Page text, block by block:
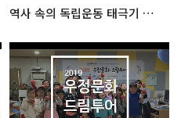
역사 속의 독립운동 태극기 기획전시회 스케치